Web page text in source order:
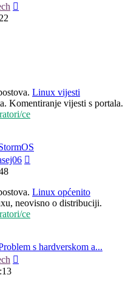
Linux vijesti
Komentiranje vijesti s portala.
ce
Linux općenito
neovisno o distribuciji.
ce
s hardverskom a...